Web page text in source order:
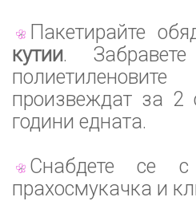
Пакетирайте
кутии.
произвеждат за 2
години едната.
Снабдете се
прахосмукачка и